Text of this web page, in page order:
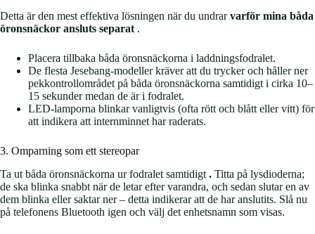
Detta är den mest effektiva lösningen när du undrarvarför mina båda
öronsnäckor ansluts separat .
Placera tillbaka båda öronsnäckorna i laddningsfodralet.
De flesta Jesebang-modeller kräver att du trycker och håller ner
pekkontrollområdet på båda öronsnäckorna samtidigt i cirka 10–
15 sekunder medan de är i fodralet.
LED-lamporna blinkar vanligtvis (ofta rött och blått eller vitt) för
att indikera att internminnet har raderats.
3. Omparning som ett stereopar
Ta ut båda öronsnäckorna ur fodralet samtidigt . Titta på lysdioderna;
de ska blinka snabbt när de letar efter varandra, och sedan slutar en av
dem blinka eller saktar ner – detta indikerar att de har anslutits. Slå nu
på telefonens Bluetooth igen och välj det enhetsnamn som visas.